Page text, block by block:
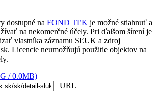
dostupné na FOND TĽK je možné stiahnuť a
na nekomerčné účely. Pri ďalšom šírení je
vlastníka záznamu SĽUK a zdroj
Licencie neumožňujú použitie objektov na
/ 0.0MB)
URL